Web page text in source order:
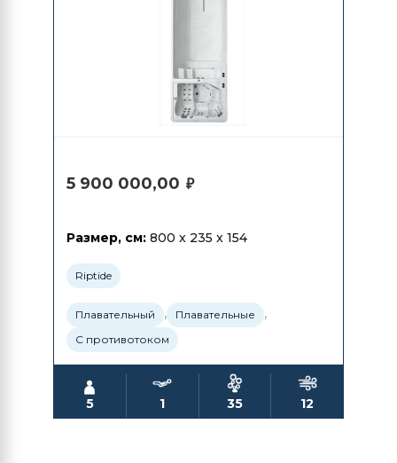
5 900 000,00 ₽
Размер, см: 800 x 235 x 154
Riptide
Плавательный , Плавательные ,
С противотоком
5 1 35 12